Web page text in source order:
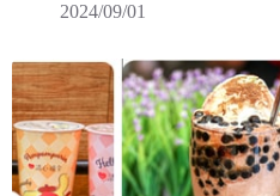
2024/09/01